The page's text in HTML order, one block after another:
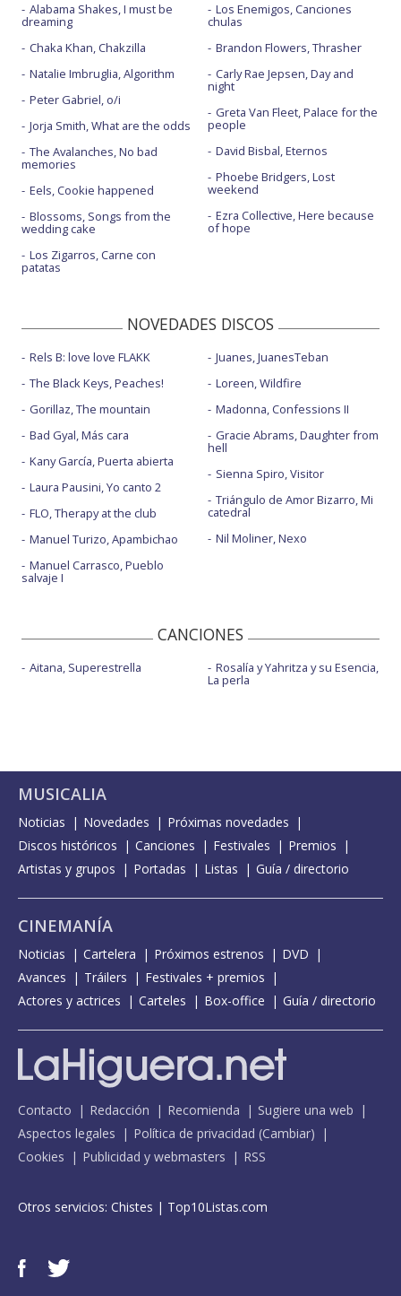
Alabama Shakes, I must be
dreaming
Chaka Khan, Chakzilla
Natalie Imbruglia, Algorithm
Peter Gabriel, o/i
Jorja Smith, What are the odds
The Avalanches, No bad
memories
Eels, Cookie happened
Blossoms, Songs from the
wedding cake
Los Zigarros, Carne con
patatas
Los Enemigos, Canciones
chulas
Brandon Flowers, Thrasher
Carly Rae Jepsen, Day and
night
Greta Van Fleet, Palace for the
people
David Bisbal, Eternos
Phoebe Bridgers, Lost
weekend
Ezra Collective, Here because
of hope
NOVEDADES DISCOS
Rels B: love love FLAKK
The Black Keys, Peaches!
Gorillaz, The mountain
Bad Gyal, Más cara
Kany García, Puerta abierta
Laura Pausini, Yo canto 2
FLO, Therapy at the club
Manuel Turizo, Apambichao
Manuel Carrasco, Pueblo
salvaje I
Juanes, JuanesTeban
Loreen, Wildfire
Madonna, Confessions II
Gracie Abrams, Daughter from
hell
Sienna Spiro, Visitor
Triángulo de Amor Bizarro, Mi
catedral
Nil Moliner, Nexo
CANCIONES
Aitana, Superestrella Rosalía y Yahritza y su Esencia,
La perla
MUSICALIA
Noticias Novedades
Próximas novedades
Discos históricos
Canciones Festivales
Premios
Artistas y grupos
Portadas Listas Guía / directorio
CINEMANÍA
Noticias Cartelera Próximos estrenos
DVD
Avances
Tráilers
Festivales + premios
Actores y actrices
Carteles Box-office Guía / directorio
Contacto Redacción Recomienda
Sugiere una web
Aspectos legales
Política de privacidad (Cambiar)
Cookies
Publicidad y webmasters RSS
Otros servicios: Chistes | Top10Listas.com